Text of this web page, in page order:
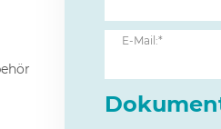
E-Mail:*